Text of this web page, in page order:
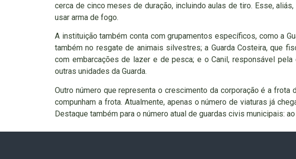
cerca de cinco meses de duração, incluindo aulas de tiro. Esse,
usar arma de fogo.
A instituição também conta com grupamentos específicos, como a
também no resgate de animais silvestres; a Guarda Costeira, que
com embarcações de lazer e de pesca; e o Canil, responsável
outras unidades da Guarda.
Outro número que representa o crescimento da corporação é a
compunham a frota. Atualmente, apenas o número de viaturas já
Destaque também para o número atual de guardas civis municipais: